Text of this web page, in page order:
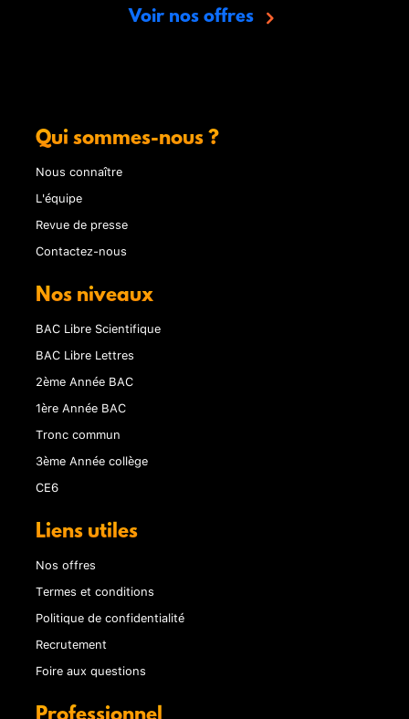
Voir nos offres
Qui sommes-nous ?
Nous connaître
L'équipe
Revue de presse
Contactez-nous
Nos niveaux
BAC Libre Scientifique
BAC Libre Lettres
2ème Année BAC
1ère Année BAC
Tronc commun
3ème Année collège
CE6
Liens utiles
Nos offres
Termes et conditions
Politique de confidentialité
Recrutement
Foire aux questions